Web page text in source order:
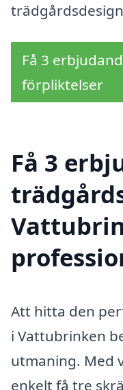
Få 3
förpliktelser
Få 3
Att hitta den
i Vattubrinken
utmaning. Med
enkelt få tre